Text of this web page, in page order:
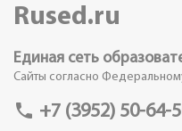
Rused.ru
Единая сеть
Сайты согласно
phone +7 (3952) 50-64-